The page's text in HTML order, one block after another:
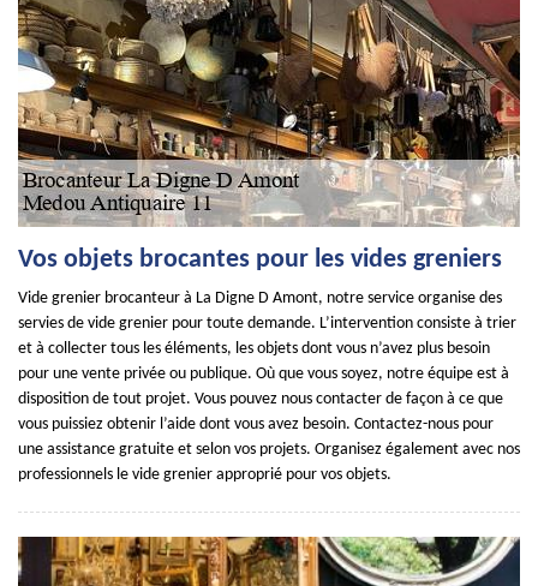
Vos objets brocantes pour les vides greniers
Vide grenier brocanteur à La Digne D Amont, notre service organise des
servies de vide grenier pour toute demande. L’intervention consiste à trier
et à collecter tous les éléments, les objets dont vous n’avez plus besoin
pour une vente privée ou publique. Où que vous soyez, notre équipe est à
disposition de tout projet. Vous pouvez nous contacter de façon à ce que
vous puissiez obtenir l’aide dont vous avez besoin. Contactez-nous pour
une assistance gratuite et selon vos projets. Organisez également avec nos
professionnels le vide grenier approprié pour vos objets.